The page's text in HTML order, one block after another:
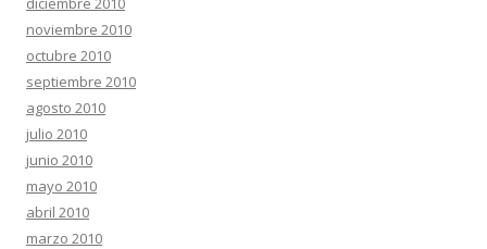
noviembre 2010
octubre 2010
septiembre 2010
agosto 2010
julio 2010
junio 2010
mayo 2010
abril 2010
marzo 2010